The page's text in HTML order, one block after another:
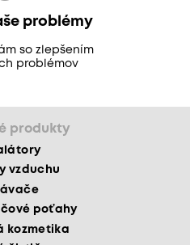
problémy
so zlepšením
problémov
produkty
vzduchu
poťahy
kozmetika